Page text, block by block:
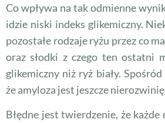
Co wpływa na tak odmienne
idzie niski indeks glikemiczny.
pozostałe rodzaje ryżu przez co
oraz słodki z czego ten ostatni
glikemiczny niż ryż biały.
że amyloza jest jeszcze
Błędne jest twierdzenie, że